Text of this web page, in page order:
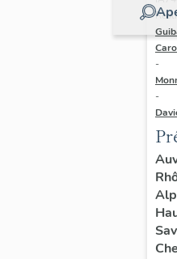
-
-
de